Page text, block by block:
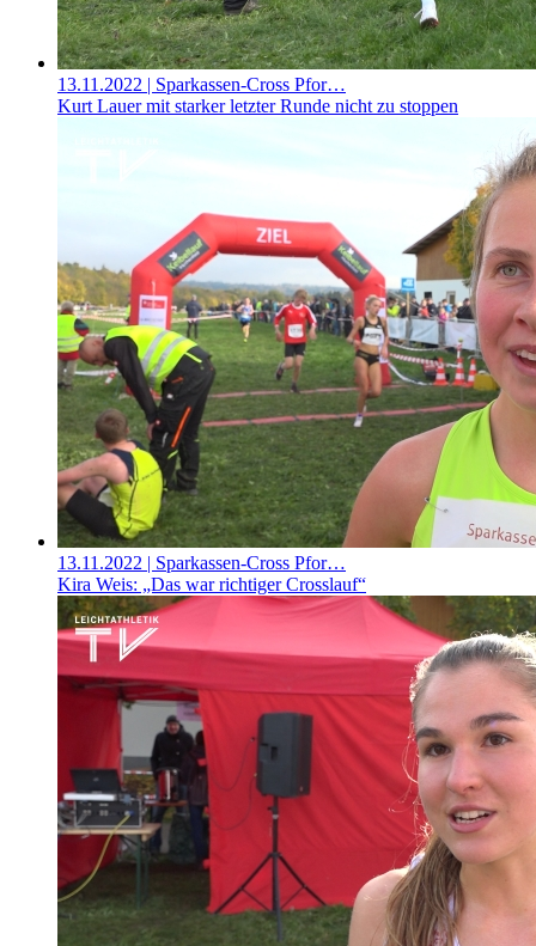
13.11.2022 | Sparkassen-Cross Pfor…
Kurt Lauer mit starker letzter Runde nicht zu stoppen
13.11.2022 | Sparkassen-Cross Pfor…
Kira Weis: „Das war richtiger Crosslauf“